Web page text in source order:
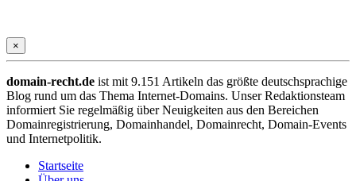
×
domain-recht.de ist mit 9.151 Artikeln das größte deutschsprachige
Blog rund um das Thema Internet-Domains. Unser Redaktionsteam
informiert Sie regelmäßig über Neuigkeiten aus den Bereichen
Domainregistrierung, Domainhandel, Domainrecht, Domain-Events
und Internetpolitik.
Startseite